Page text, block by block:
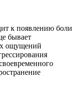
к появлению боли
бывает
ощущений